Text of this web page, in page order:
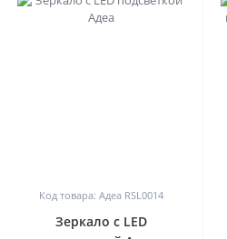
Код товара: Адеа RSL0014
Зеркало с LED